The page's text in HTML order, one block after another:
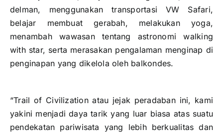
delman, menggunakan transportasi VW Safari,
belajar membuat gerabah, melakukan yoga,
menambah wawasan tentang astronomi walking
with star, serta merasakan pengalaman menginap di
penginapan yang dikelola oleh balkondes.
“Trail of Civilization atau jejak peradaban ini, kami
yakini menjadi daya tarik yang luar biasa atas suatu
pendekatan pariwisata yang lebih berkualitas dan